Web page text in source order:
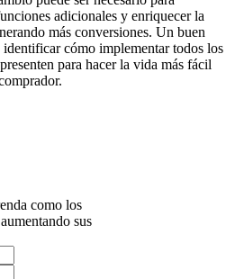
adicionales y enriquecer la
más conversiones. Un buen
identificar cómo implementar todos los
para hacer la vida más fácil
como los
sus